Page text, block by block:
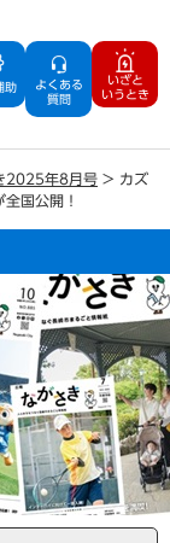
助
よくある
質問
いざと
いうとき
2025年8月号 > カズ
国公開！